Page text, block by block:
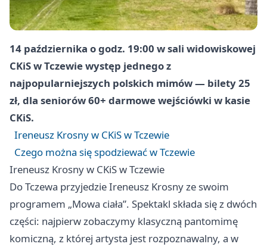
14 października o godz. 19:00 w sali widowiskowej
CKiS w Tczewie występ jednego z
najpopularniejszych polskich mimów — bilety 25
zł, dla seniorów 60+ darmowe wejściówki w kasie
CKiS.
Ireneusz Krosny w CKiS w Tczewie
Czego można się spodziewać w Tczewie
Ireneusz Krosny w CKiS w Tczewie
Do Tczewa przyjedzie Ireneusz Krosny ze swoim
programem „Mowa ciała”. Spektakl składa się z dwóch
części: najpierw zobaczymy klasyczną pantomimę
komiczną, z której artysta jest rozpoznawalny, a w